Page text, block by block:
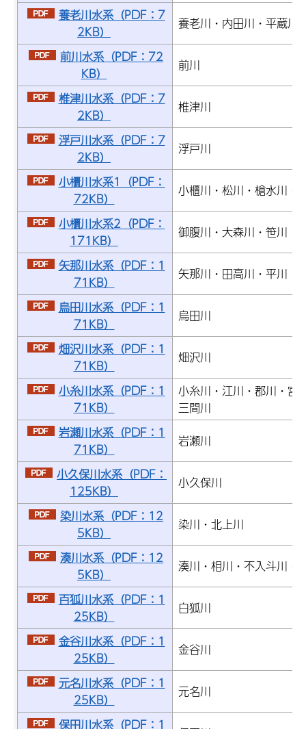
養老川水系（PDF：7
2KB）
養老川・内田川・平蔵川
前川水系（PDF：72
KB）
前川
椎津川水系（PDF：7
2KB）
椎津川
浮戸川水系（PDF：7
2KB）
浮戸川
小櫃川水系1（PDF：
72KB）
小櫃川・松川・槍水川・
小櫃川水系2（PDF：
171KB）
御腹川・大森川・笹川
矢那川水系（PDF：1
71KB）
矢那川・田高川・平川
烏田川水系（PDF：1
71KB）
烏田川
畑沢川水系（PDF：1
71KB）
畑沢川
小糸川水系（PDF：1
71KB）
小糸川・江川・郡川・宮
三間川
岩瀬川水系（PDF：1
71KB）
岩瀬川
小久保川水系（PDF：
125KB）
小久保川
染川水系（PDF：12
5KB）
染川・北上川
湊川水系（PDF：12
5KB）
湊川・相川・不入斗川・
百狐川水系（PDF：1
25KB）
白狐川
金谷川水系（PDF：1
25KB）
金谷川
元名川水系（PDF：1
25KB）
元名川
保田川水系（PDF：1